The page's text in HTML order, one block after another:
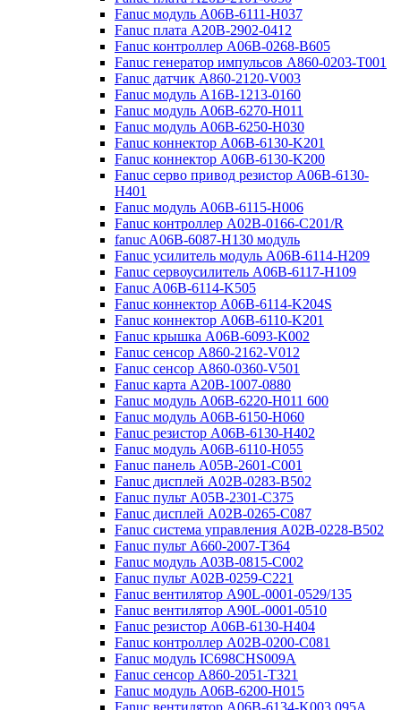
Fanuc модуль A06B-6111-H037
Fanuc плата A20B-2902-0412
Fanuc контроллер A06B-0268-B605
Fanuc генератор импульсов A860-0203-T001
Fanuc датчик A860-2120-V003
Fanuc модуль A16B-1213-0160
Fanuc модуль A06B-6270-H011
Fanuc модуль A06B-6250-H030
Fanuc коннектор A06B-6130-K201
Fanuc коннектор A06B-6130-K200
Fanuc серво привод резистор A06B-6130-
H401
Fanuc модуль A06B-6115-H006
Fanuc контроллер A02B-0166-C201/R
fanuc A06B-6087-H130 модуль
Fanuc усилитель модуль A06B-6114-H209
Fanuc сервоусилитель A06B-6117-H109
Fanuc A06B-6114-K505
Fanuc коннектор A06B-6114-K204S
Fanuc коннектор A06B-6110-K201
Fanuc крышка A06B-6093-K002
Fanuc сенсор A860-2162-V012
Fanuc сенсор A860-0360-V501
Fanuc карта A20B-1007-0880
Fanuc модуль A06B-6220-H011 600
Fanuc модуль A06B-6150-H060
Fanuc резистор A06B-6130-H402
Fanuc модуль A06B-6110-H055
Fanuc панель A05B-2601-C001
Fanuc дисплей A02B-0283-B502
Fanuc пульт A05B-2301-C375
Fanuc дисплей A02B-0265-C087
Fanuc система управления A02B-0228-B502
Fanuc пульт A660-2007-T364
Fanuc модуль A03B-0815-C002
Fanuc пульт A02B-0259-C221
Fanuc вентилятор A90L-0001-0529/135
Fanuc вентилятор A90L-0001-0510
Fanuc резистор A06B-6130-H404
Fanuc контроллер A02B-0200-C081
Fanuc модуль IC698CHS009A
Fanuc сенсор A860-2051-T321
Fanuc модуль A06B-6200-H015
Fanuc вентилятор A06B-6134-K003 095A